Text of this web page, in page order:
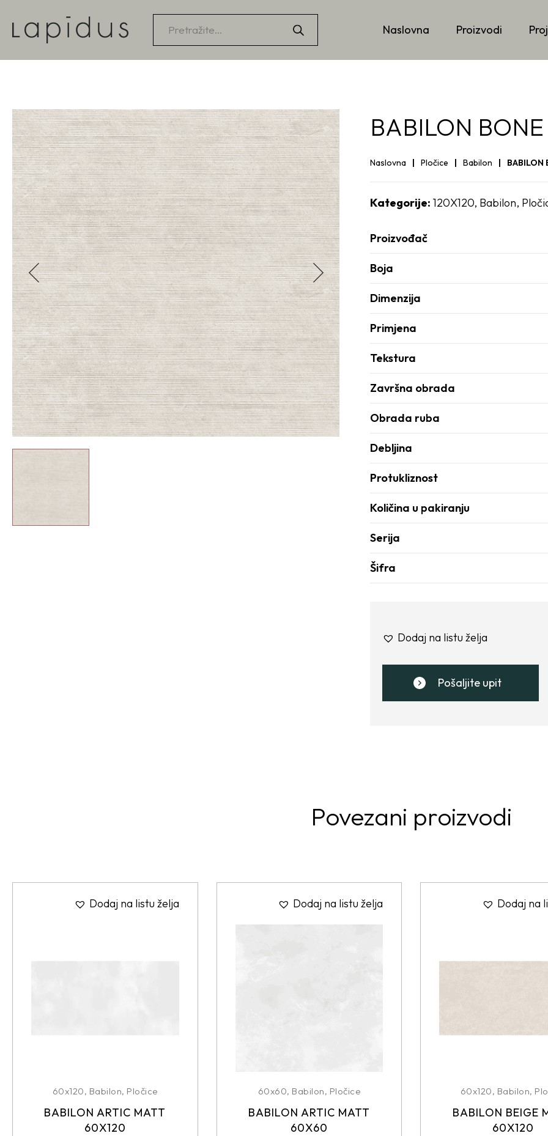
Products
search
Naslovna Proizvodi
BABILON
Naslovna Pločice Babilon BABILON
Kategorije: 120X120, Babilon,
Proizvođač
Boja
Dimenzija
Primjena
Tekstura
Završna obrada
Obrada ruba
Debljina
Protukliznost
Količina u pakiranju
Serija
Šifra
Dodaj na listu želja
Pošaljite upit
Povezani proizvodi
Dodaj na listu želja
60x120, Babilon, Pločice
BABILON ARTIC MATT
60X120
Dodaj na listu želja
60x60, Babilon, Pločice
BABILON ARTIC MATT
60X60
Dodaj na
60x120, Babilon,
BABILON BEIGE
60X120